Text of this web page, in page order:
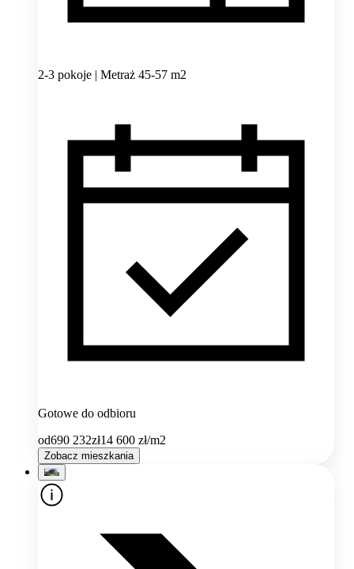
2-3 pokoje | Metraż 45-57 m2
Gotowe do odbioru
od690 232zł14 600 zł/m2
Zobacz mieszkania